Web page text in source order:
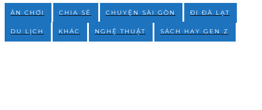
ĂN CHƠI CHIA SẺ CHUYỆN SÀI GÒN ĐI ĐÀ LẠT
DU LỊCH KHÁC NGHỆ THUẬT SÁCH HAY GEN Z